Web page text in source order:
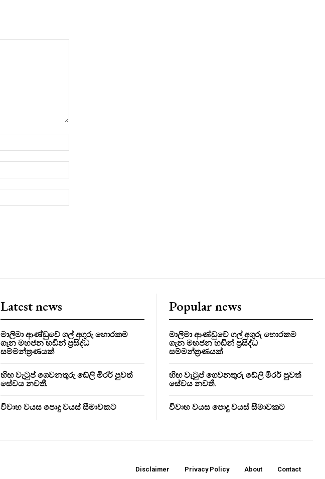
Latest news
මාලිමා ආණ්ඩුවේ ගල් අගුරු හොරකම
ගැන මහජන හඩින් ප්‍රසිද්ධ
සම්මන්ත්‍රණයක්
හිඟ වැටුප් ගෙවනතුරු ඩේලි මිරර් පුවත්
සේවය නවතී.
විවාහ වයස පොදු වයස් සීමාවකට
Popular news
මාලිමා ආණ්ඩුවේ ගල් අගුරු හොරකම
ගැන මහජන හඩින් ප්‍රසිද්ධ
සම්මන්ත්‍රණයක්
හිඟ වැටුප් ගෙවනතුරු ඩේලි මිරර් පුවත්
සේවය නවතී.
විවාහ වයස පොදු වයස් සීමාවකට
Disclaimer Privacy Policy About Contact